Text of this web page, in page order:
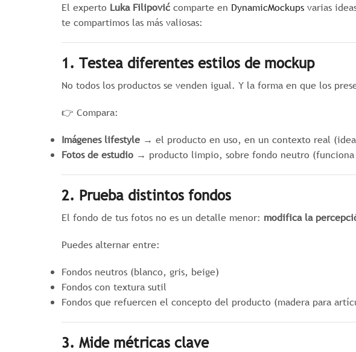
El experto Luka Filipović comparte en DynamicMockups varias
te compartimos las más valiosas:
1. Testea diferentes estilos de mockup
No todos los productos se venden igual. Y la forma en que los
👉 Compara:
Imágenes lifestyle → el producto en uso, en un contexto real
Fotos de estudio → producto limpio, sobre fondo neutro
2. Prueba distintos fondos
El fondo de tus fotos no es un detalle menor: modifica la
Puedes alternar entre:
Fondos neutros (blanco, gris, beige)
Fondos con textura sutil
Fondos que refuercen el concepto del producto (madera para
3. Mide métricas clave